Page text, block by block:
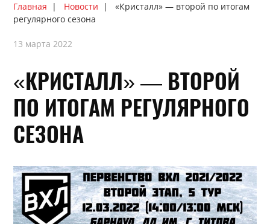
Главная Новости
«Кристалл» — второй по итогам
регулярного сезона
13 марта 2022
«КРИСТАЛЛ» — ВТОРОЙ
ПО ИТОГАМ РЕГУЛЯРНОГО
СЕЗОНА